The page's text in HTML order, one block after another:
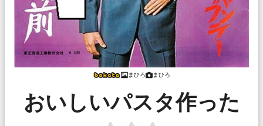
まひろ まひろ
おいしいパスタ作った